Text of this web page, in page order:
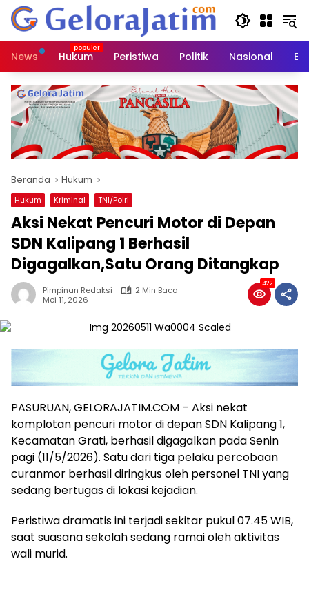
Langsung
konten
News
Hukum Peristiwa Politik Nasional
Beranda Hukum
Hukum Kriminal TNI/Polri
Aksi Nekat Pencuri Motor di Depan
SDN Kalipang 1 Berhasil
Digagalkan,Satu Orang Ditangkap
Pimpinan Redaksi
2 Min Baca
Mei 11, 2026
422
PASURUAN, GELORAJATIM.COM – Aksi nekat
komplotan pencuri motor di depan SDN Kalipang 1,
Kecamatan Grati, berhasil digagalkan pada Senin
pagi (11/5/2026). Satu dari tiga pelaku percobaan
curanmor berhasil diringkus oleh personel TNI yang
sedang bertugas di lokasi kejadian.
Peristiwa dramatis ini terjadi sekitar pukul 07.45 WIB,
saat suasana sekolah sedang ramai oleh aktivitas
wali murid.